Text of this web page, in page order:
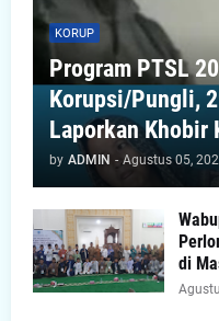
KORUP
Program PTSL
Korupsi/Pungli,
Laporkan Khobir
by ADMIN - Agustus 05,
di